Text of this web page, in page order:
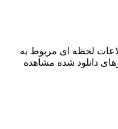
لحظه ای مربوط به
دانلود شده مشاهده